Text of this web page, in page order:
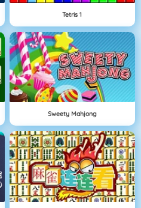
Tetris 1
Sweety Mahjong